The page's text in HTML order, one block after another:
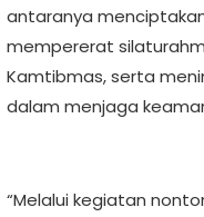
antaranya
mempererat
Kamtibmas, serta
dalam menjaga
“Melalui kegiatan